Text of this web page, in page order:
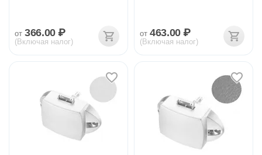
от 366.00 ₽
(Включая налог)
от 463.00 ₽
(Включая налог)